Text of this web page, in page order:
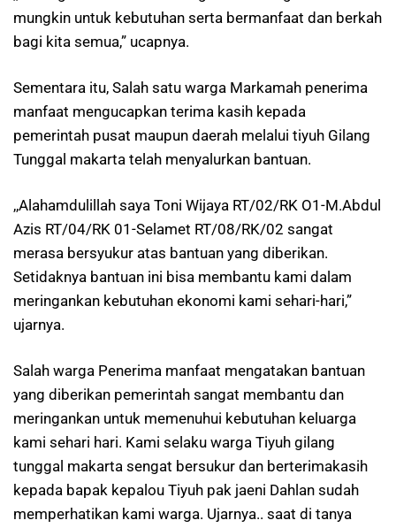
mungkin untuk kebutuhan serta bermanfaat dan berkah
bagi kita semua,” ucapnya.
Sementara itu, Salah satu warga Markamah penerima
manfaat mengucapkan terima kasih kepada
pemerintah pusat maupun daerah melalui tiyuh Gilang
Tunggal makarta telah menyalurkan bantuan.
,,Alahamdulillah saya Toni Wijaya RT/02/RK O1-M.Abdul
Azis RT/04/RK 01-Selamet RT/08/RK/02 sangat
merasa bersyukur atas bantuan yang diberikan.
Setidaknya bantuan ini bisa membantu kami dalam
meringankan kebutuhan ekonomi kami sehari-hari,”
ujarnya.
Salah warga Penerima manfaat mengatakan bantuan
yang diberikan pemerintah sangat membantu dan
meringankan untuk memenuhui kebutuhan keluarga
kami sehari hari. Kami selaku warga Tiyuh gilang
tunggal makarta sengat bersukur dan berterimakasih
kepada bapak kepalou Tiyuh pak jaeni Dahlan sudah
memperhatikan kami warga. Ujarnya.. saat di tanya